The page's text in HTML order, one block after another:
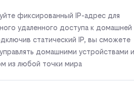
фиксированный IP-адрес для
удаленного доступа к домашней
статический IP, вы сможете
домашними устройствами и
из любой точки мира